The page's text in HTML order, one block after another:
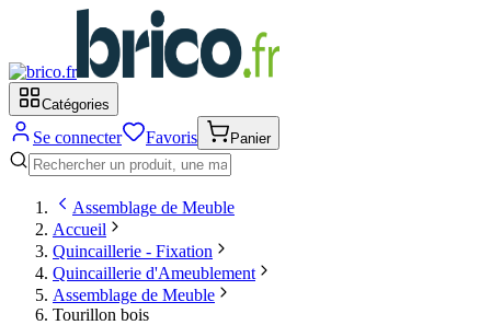
Catégories
Se connecter Favoris Panier
Assemblage de Meuble
Accueil
Quincaillerie - Fixation
Quincaillerie d'Ameublement
Assemblage de Meuble
Tourillon bois